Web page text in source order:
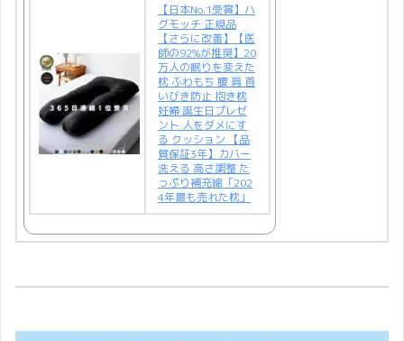
【日本No.1受賞】ハ
グモッチ 正規品
【さらに改善】【医
師の92%が推奨】20
万人の眠りを変えた
枕 ふわもち 腰 肩 首
いびき防止 抱き枕
妊婦 誕生日プレゼ
ント 人をダメにす
る クッション 【品
質保証3年】カバー
洗える 高さ調整 た
っぷり補充綿「202
4年最も売れた枕」